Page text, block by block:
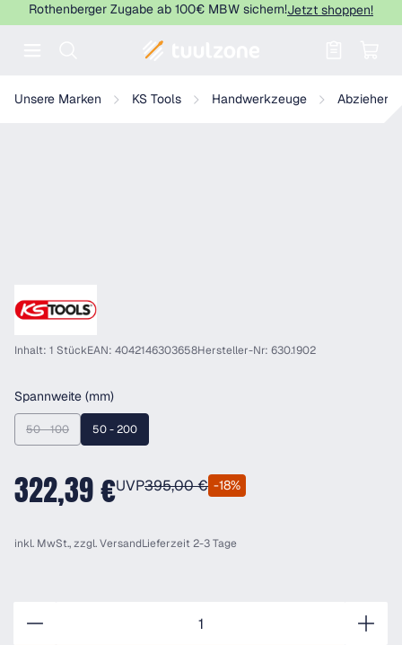
Rothenberger Zugabe ab 100€ MBW sichern!Jetzt shoppen!
Unsere Marken KS Tools Handwerkzeuge Abzieher
KS Tools Hydraulischer Schnellspann-Universal-Abzieher
Inhalt: 1 StückEAN: 4042146303658Hersteller-Nr: 630.1902
Spannweite (mm)auswählen
50 - 100(Diese Option ist zurzeit nicht verfügbar.)
50 - 200
322,39 €UVP395,00 € -18%
inkl. MwSt., zzgl.VersandLieferzeit 2-3 Tage